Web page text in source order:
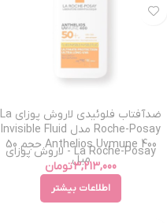
ضدآفتاب فلوئیدی لاروش پوزای La
Roche-Posay مدل Invisible Fluid
Anthelios Uvmune 400 حجم 50
میل
La Roche-Posay - لاروش پوزای
3,213,000تومان
اطلاعات بیشتر